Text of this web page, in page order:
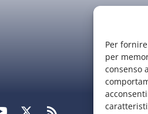
Per
per
consenso